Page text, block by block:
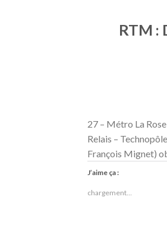
RTM :
27 – Métro La
Relais –
François Mignet)
J’aime ça :
chargement…